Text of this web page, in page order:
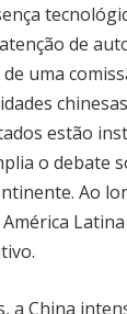
de
uma
estão
o debate
Ao
a China